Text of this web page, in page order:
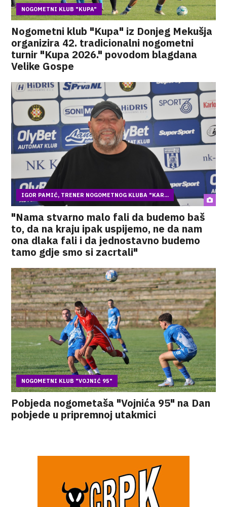
NOGOMETNI KLUB "KUPA"
Nogometni klub "Kupa" iz Donjeg Mekušja
organizira 42. tradicionalni nogometni
turnir "Kupa 2026." povodom blagdana
Velike Gospe
IGOR PAMIĆ, TRENER NOGOMETNOG KLUBA "KAR...
"Nama stvarno malo fali da budemo baš
to, da na kraju ipak uspijemo, ne da nam
ona dlaka fali i da jednostavno budemo
tamo gdje smo si zacrtali"
NOGOMETNI KLUB "VOJNIĆ 95"
Pobjeda nogometaša "Vojnića 95" na Dan
pobjede u pripremnoj utakmici